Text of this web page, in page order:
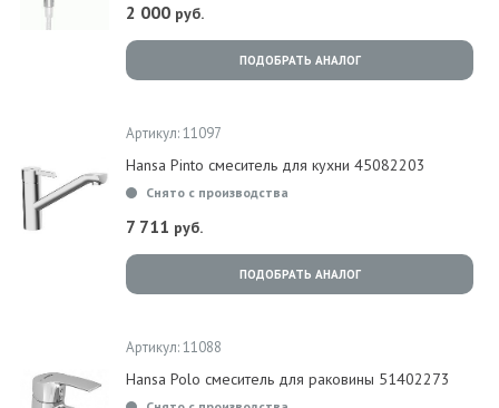
2 000 руб.
ПОДОБРАТЬ АНАЛОГ
Артикул: 11097
Hansa Pinto смеситель для кухни 45082203
Снято с производства
7 711 руб.
ПОДОБРАТЬ АНАЛОГ
Артикул: 11088
Hansa Polo смеситель для раковины 51402273